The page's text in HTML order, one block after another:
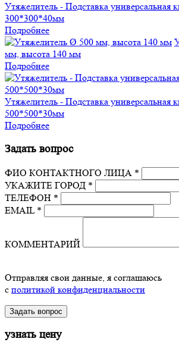
Утяжелитель - Подставка универсальная
300*300*40мм
Подробнее
мм, высота 140 мм
Подробнее
Утяжелитель - Подставка универсальная
500*500*30мм
Подробнее
Задать вопрос
ФИО КОНТАКТНОГО ЛИЦА *
УКАЖИТЕ ГОРОД *
ТЕЛЕФОН *
EMAIL *
КОММЕНТАРИЙ
Отправляя свои данные, я соглашаюсь
с политикой конфиденциальности
узнать цену